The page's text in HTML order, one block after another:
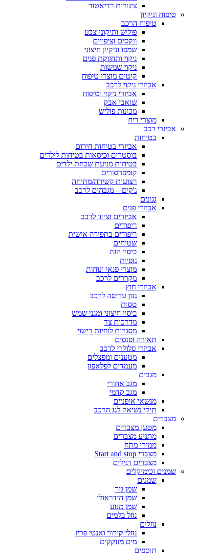
צינורות רדיאטור
טיפוח וניקיון
טיפוח הרכב
פוליש ותיקוני צבע
ווקסים וציפויים
שמפו וניקיון חיצוני
ניקוי ותחזוקת פנים
ניקוי שמשות
קיטים מוצרי טיפוח
אביזרי ניקוי לרכב
אביזרי ניקוי וטיפוח
שואבי אבק
מכונות פוליש
מוצרי ריח
אביזרי רכב
בטיחות
אביזרי בטיחות חירום
בוסטרים וכיסאות בטיחות לילדים
בטיחות מניעת שכחת ילדים
קומפרסורים
רצועות קשירה/מתיחה
ג'קים – מגבהים לרכב
גגונים
אביזרי פנים
אביזרים וציוד לרכב
ריפודים
ריפודים בתפירה אישית
שטיחים
כיסוי הגה
גופיות
מוצרי פנאי ונוחות
מקררים לרכב
אביזרי חוץ
גגון עריסה לרכב
טסות
כיסוי חיצוני ומגני שמש
מדרכות צד
מסגרות לוחיות רישוי
תאורה ופנסים
אביזרי סלולרי לרכב
מטענים ומפצלים
מעמדים לפלאפון
מגבים
מגב אחורי
מגב קדמי
מנשאי אופניים
תיקי נשיאה לגג הרכב
מצברים
מטען מצברים
מתניע מצברים
ממירי מתח
מצברי Start and stop
מצברים רגילים
שמנים וכימיקלים
שמנים
שמן גיר
שמן הידראולי
שמן מנוע
נוזל בלמים
נוזלים
נוזלי קירור ואנטי פריז
מים מזוקקים
תוספים